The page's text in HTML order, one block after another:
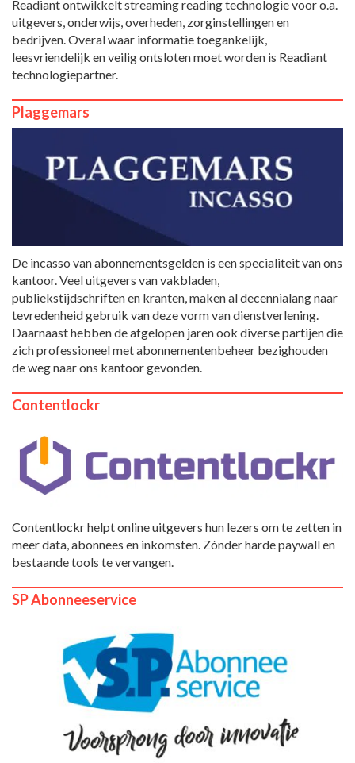
Readiant ontwikkelt streaming reading technologie voor o.a.
uitgevers, onderwijs, overheden, zorginstellingen en
bedrijven. Overal waar informatie toegankelijk,
leesvriendelijk en veilig ontsloten moet worden is Readiant
technologiepartner.
Plaggemars
De incasso van abonnementsgelden is een specialiteit van ons
kantoor. Veel uitgevers van vakbladen,
publiekstijdschriften en kranten, maken al decennialang naar
tevredenheid gebruik van deze vorm van dienstverlening.
Daarnaast hebben de afgelopen jaren ook diverse partijen die
zich professioneel met abonnementenbeheer bezighouden
de weg naar ons kantoor gevonden.
Contentlockr
Contentlockr helpt online uitgevers hun lezers om te zetten in
meer data, abonnees en inkomsten. Zónder harde paywall en
bestaande tools te vervangen.
SP Abonneeservice